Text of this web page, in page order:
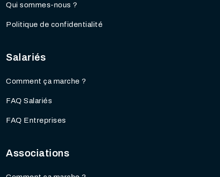
Qui sommes-nous ?
Politique de confidentialité
Salariés
Comment ça marche ?
FAQ Salariés
FAQ Entreprises
Associations